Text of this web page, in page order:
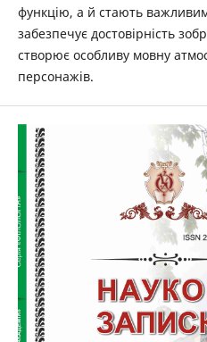
функцію, а й стають
забезпечує достовірність
створює особливу мовну
персонажів.